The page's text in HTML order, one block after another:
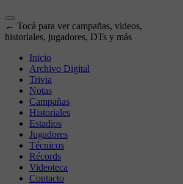
← Tocá para ver campañas, videos,
historiales, jugadores, DTs y más
Inicio
Archivo Digital
Trivia
Notas
Campañas
Historiales
Estadios
Jugadores
Técnicos
Récords
Videoteca
Contacto